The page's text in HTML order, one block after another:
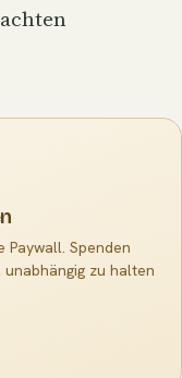
Spenden
zu halten